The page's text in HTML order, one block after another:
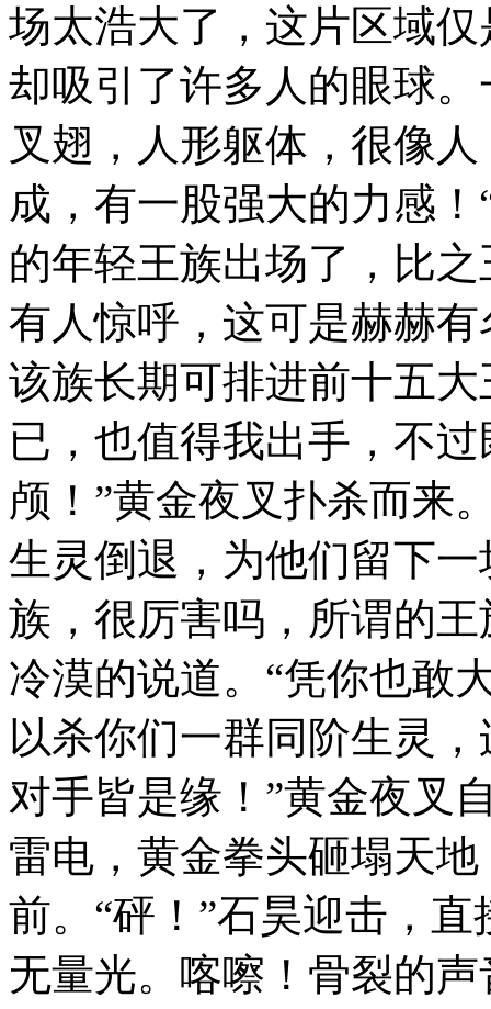
场太浩大了，这片区域
却吸引了许多人的眼球
叉翅，人形躯体，很像
成，有一股强大的力感
的年轻王族出场了，比
有人惊呼，这可是赫赫
该族长期可排进前十五
已，也值得我出手，不
颅！”黄金夜叉扑杀而来
生灵倒退，为他们留下
族，很厉害吗，所谓的
冷漠的说道。“凭你也敢
以杀你们一群同阶生灵
对手皆是缘！”黄金夜叉
雷电，黄金拳头砸塌天
前。“砰！”石昊迎击，
无量光。喀嚓！骨裂的